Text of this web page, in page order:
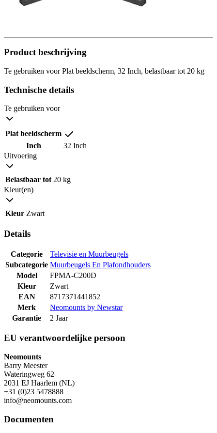
Product beschrijving
Te gebruiken voor Plat beeldscherm, 32 Inch, belastbaar tot 20 kg
Technische details
Te gebruiken voor
Plat beeldscherm
Inch
32 Inch
Uitvoering
Belastbaar tot 20 kg
Kleur(en)
Kleur Zwart
Details
Categorie
Televisie en Muurbeugels
Subcategorie Muurbeugels En Plafondhouders
Model
FPMA-C200D
Kleur
Zwart
EAN
8717371441852
Merk
Neomounts by Newstar
Garantie
2 Jaar
EU verantwoordelijke persoon
Neomounts
Barry Meester
Wateringweg 62
2031 EJ Haarlem (NL)
+31 (0)23 5478888
info@neomounts.com
Documenten